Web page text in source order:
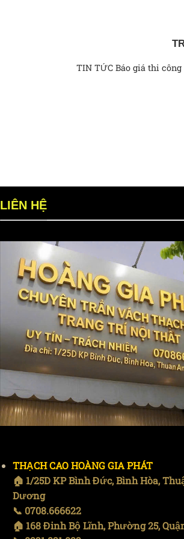
TIN TỨC Báo giá thi
LIÊN HỆ
THẠCH CAO HOÀNG GIA PHÁT
🏠 1/25D KP Bình Đức, Bình Hòa,
Dương
📞 0708.666622
🏠 168 Đinh Bộ Lĩnh, Phường 25,